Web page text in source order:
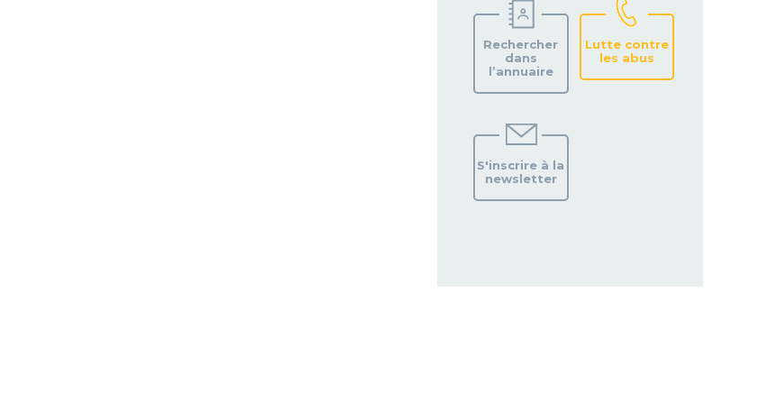
Rechercher
dans
l’annuaire
Lutte contre
les abus
S'inscrire à la
newsletter